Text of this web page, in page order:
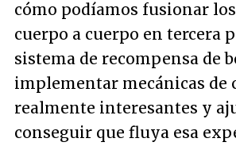
cómo podíamos fusionar
cuerpo a cuerpo en tercera
sistema de recompensa de
implementar mecánicas de
realmente interesantes y
conseguir que fluya esa